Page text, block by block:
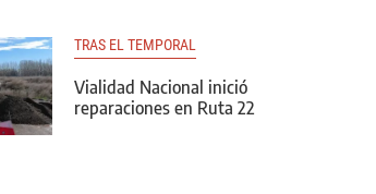
TRAS EL TEMPORAL
Vialidad Nacional inició
reparaciones en Ruta 22